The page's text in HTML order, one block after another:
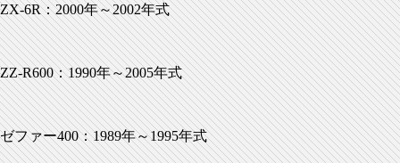
ZX-6R：2000年～2002年式
ZZ-R600：1990年～2005年式
ゼファー400：1989年～1995年式